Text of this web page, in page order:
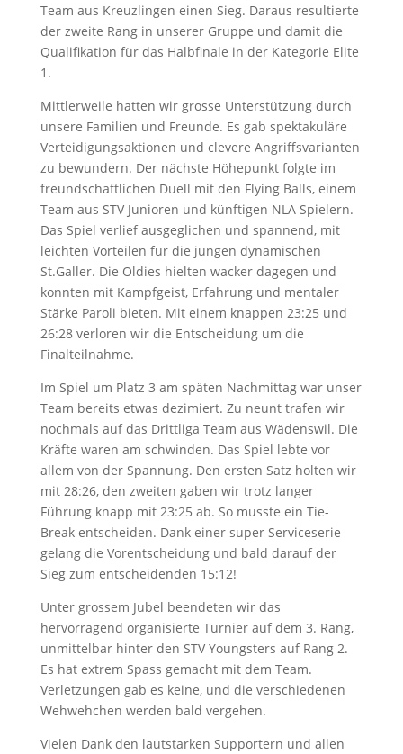
Team aus Kreuzlingen einen Sieg. Daraus resultierte
der zweite Rang in unserer Gruppe und damit die
Qualifikation für das Halbfinale in der Kategorie Elite
1.
Mittlerweile hatten wir grosse Unterstützung durch
unsere Familien und Freunde. Es gab spektakuläre
Verteidigungsaktionen und clevere Angriffsvarianten
zu bewundern. Der nächste Höhepunkt folgte im
freundschaftlichen Duell mit den Flying Balls, einem
Team aus STV Junioren und künftigen NLA Spielern.
Das Spiel verlief ausgeglichen und spannend, mit
leichten Vorteilen für die jungen dynamischen
St.Galler. Die Oldies hielten wacker dagegen und
konnten mit Kampfgeist, Erfahrung und mentaler
Stärke Paroli bieten. Mit einem knappen 23:25 und
26:28 verloren wir die Entscheidung um die
Finalteilnahme.
Im Spiel um Platz 3 am späten Nachmittag war unser
Team bereits etwas dezimiert. Zu neunt trafen wir
nochmals auf das Drittliga Team aus Wädenswil. Die
Kräfte waren am schwinden. Das Spiel lebte vor
allem von der Spannung. Den ersten Satz holten wir
mit 28:26, den zweiten gaben wir trotz langer
Führung knapp mit 23:25 ab. So musste ein Tie-
Break entscheiden. Dank einer super Serviceserie
gelang die Vorentscheidung und bald darauf der
Sieg zum entscheidenden 15:12!
Unter grossem Jubel beendeten wir das
hervorragend organisierte Turnier auf dem 3. Rang,
unmittelbar hinter den STV Youngsters auf Rang 2.
Es hat extrem Spass gemacht mit dem Team.
Verletzungen gab es keine, und die verschiedenen
Wehwehchen werden bald vergehen.
Vielen Dank den lautstarken Supportern und allen